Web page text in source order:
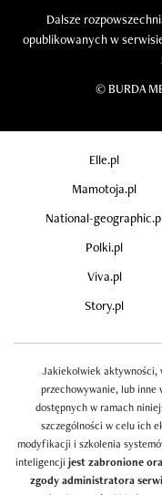
Dalsze
opublikowanych w
© BURDA
Elle.pl
Mamotoja.pl
National-
Polki.pl
Viva.pl
Story.pl
Jakiekolwiek aktywności,
przechowywanie, lub
dostępnych w ramach
szczególności w celu ich
modyfikacji i szkolenia
inteligencji jest zabronione
zgody administratora